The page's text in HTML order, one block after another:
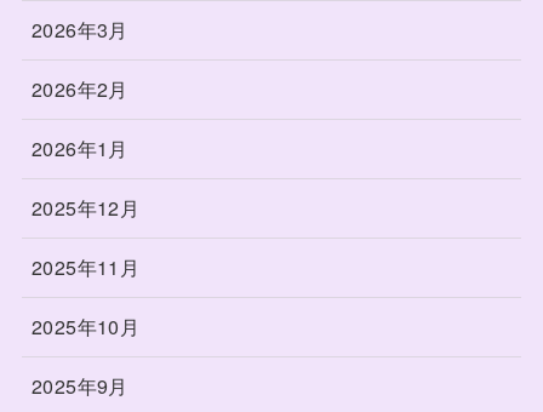
2026年3月
2026年2月
2026年1月
2025年12月
2025年11月
2025年10月
2025年9月